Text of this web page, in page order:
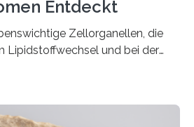
Entdeckt
Zellorganellen, die
Lipidstoffwechsel und bei der
zahlreiche Enzyme präzise in
um Prof. Dr. Ralf Erdmann